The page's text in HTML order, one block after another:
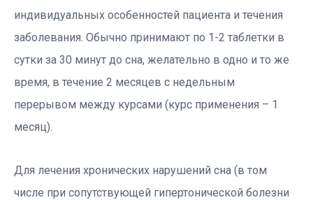
индивидуальных особенностей пациента и течения
заболевания. Обычно принимают по 1-2 таблетки в
сутки за 30 минут до сна, желательно в одно и то же
время, в течение 2 месяцев с недельным
перерывом между курсами (курс применения – 1
месяц).
Для лечения хронических нарушений сна (в том
числе при сопутствующей гипертонической болезни